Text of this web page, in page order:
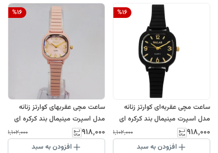
%16
ساعت مچی عقربه‌ای کوارتز زنانه
مدل اسپرت مینیمال بند کرکره ای
مشکی طلایی زغالی
والارWALARبندفلزی دخترانه
۹۱۸٬۰۰۰ ۱٬۱۰۲٬۰۰۰
افزودن به سبد
%16
ساعت مچی عقربهای کوارتز زنانه
مدل اسپرت مینیمال بند کرکره ای
بندفلزی دخترانه
۹۱۸٬۰۰۰ ۱٬۱۰۲٬۰۰۰
افزودن به سبد